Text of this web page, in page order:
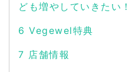
ども増やしていきたい！
6 Vegewel特典
7 店舗情報